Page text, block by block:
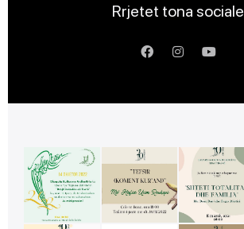
Rrjetet tona sociale